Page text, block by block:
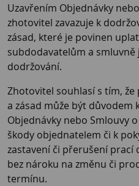
Uzavřením Objednávky
zhotovitel zavazuje k
zásad, které je povinen
subdodavatelům a smluvně
dodržování.
Zhotovitel souhlasí s tím,
a zásad může být důvodem
Objednávky nebo Smlouvy
škody objednatelem či k
zastavení či přerušení prací
bez nároku na změnu či
termínu.